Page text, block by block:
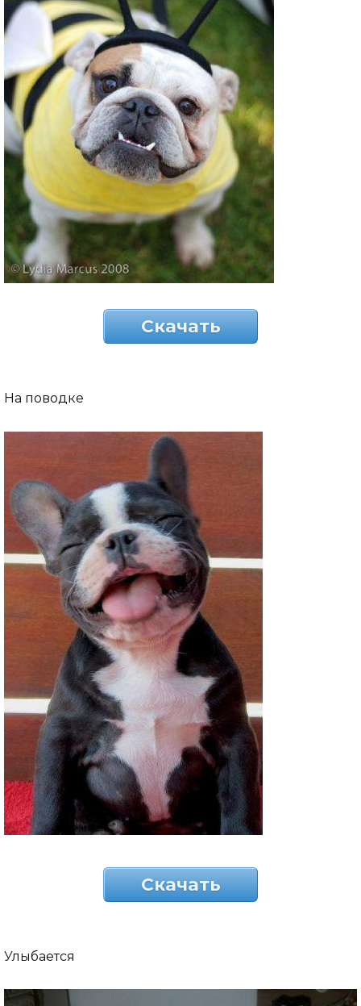
Скачать
На поводке
Скачать
Улыбается